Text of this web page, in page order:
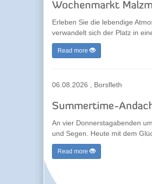
Wochenmarkt
Erleben Sie die lebendige
verwandelt sich der Platz in
Read more
06.08.2026 Borsfleth
Summertime-
An vier Donnerstagabenden
und Segen. Heute mit dem
Read more